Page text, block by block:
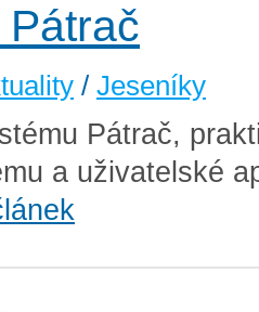
/ Jeseníky
Pátrač,
a uživatelské